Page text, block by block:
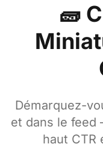
🧱
Démarquez-
et dans le feed
haut CTR